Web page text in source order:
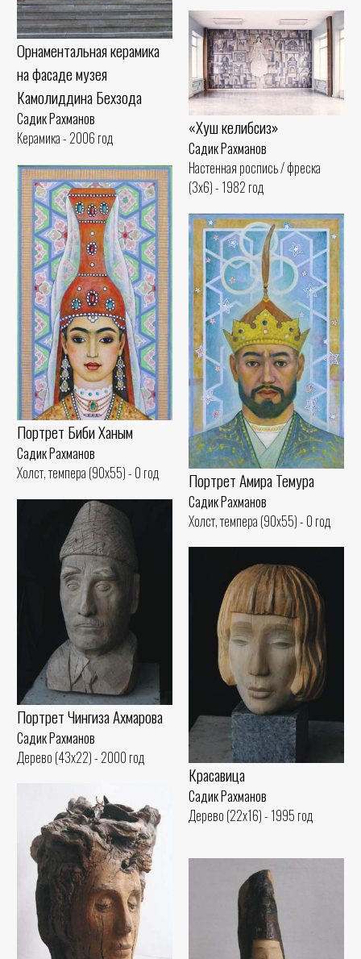
Орнаментальная керамика
на фасаде музея
Камолиддина Бехзода
Садик Рахманов
Керамика - 2006 год
«Хуш келибсиз»
Садик Рахманов
Настенная роспись / фреска
(3x6) - 1982 год
Портрет Биби Ханым
Садик Рахманов
Холст, темпера (90x55) - 0 год
Портрет Амира Темура
Садик Рахманов
Холст, темпера (90x55) - 0 год
Портрет Чингиза Ахмарова
Садик Рахманов
Дерево (43x22) - 2000 год
Красавица
Садик Рахманов
Дерево (22x16) - 1995 год